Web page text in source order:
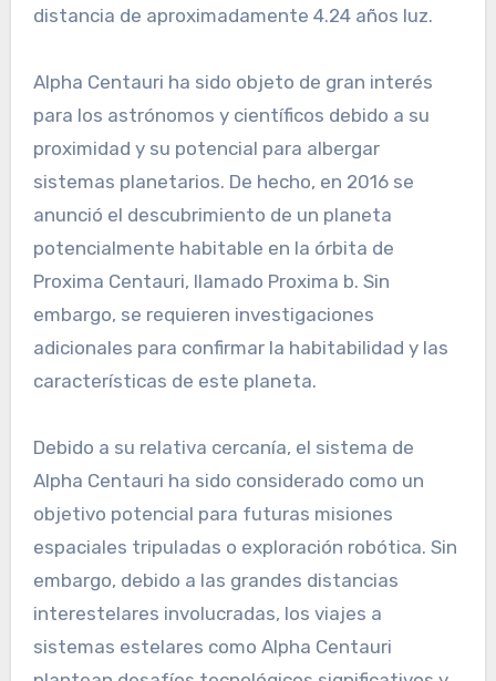
distancia de aproximadamente 4.24 años luz.
Alpha Centauri ha sido objeto de gran interés
para los astrónomos y científicos debido a su
proximidad y su potencial para albergar
sistemas planetarios. De hecho, en 2016 se
anunció el descubrimiento de un planeta
potencialmente habitable en la órbita de
Proxima Centauri, llamado Proxima b. Sin
embargo, se requieren investigaciones
adicionales para confirmar la habitabilidad y las
características de este planeta.
Debido a su relativa cercanía, el sistema de
Alpha Centauri ha sido considerado como un
objetivo potencial para futuras misiones
espaciales tripuladas o exploración robótica. Sin
embargo, debido a las grandes distancias
interestelares involucradas, los viajes a
sistemas estelares como Alpha Centauri